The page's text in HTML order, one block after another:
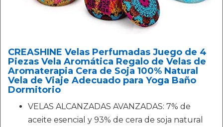
CREASHINE Velas Perfumadas Juego de 4
Piezas Vela Aromática Regalo de Velas de
Aromaterapia Cera de Soja 100% Natural
Vela de Viaje Adecuado para Yoga Baño
Dormitorio
VELAS ALCANZADAS AVANZADAS: 7% de
aceite esencial y 93% de cera de soja natural